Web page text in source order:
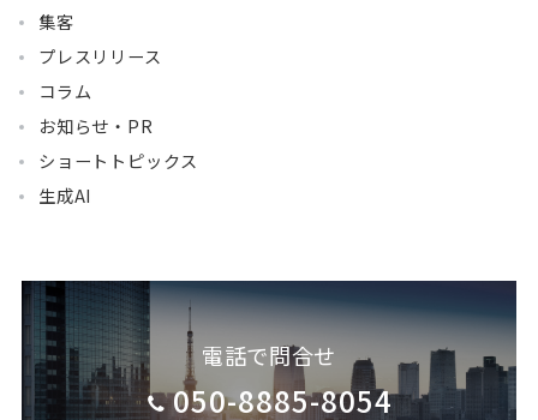
集客
プレスリリース
コラム
お知らせ・PR
ショートトピックス
生成AI
電話で問合せ
050-8885-8054